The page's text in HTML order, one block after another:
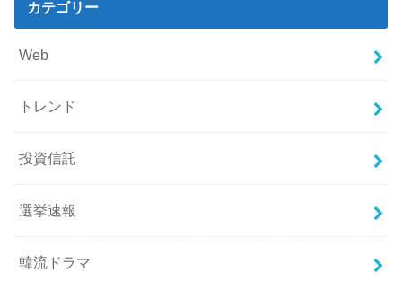
カテゴリー
Web
トレンド
投資信託
選挙速報
韓流ドラマ